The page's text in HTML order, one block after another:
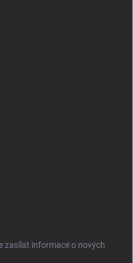
zasílat informace o nových